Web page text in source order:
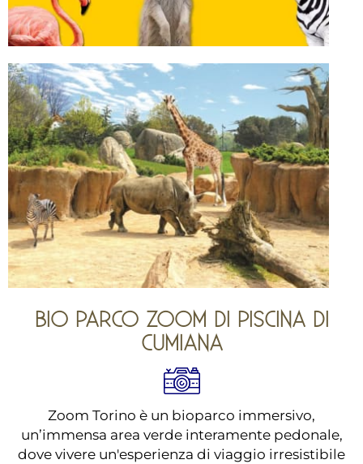
BIO PARCO ZOOM DI PISCINA DI
CUMIANA
Zoom Torino è un bioparco immersivo,
un’immensa area verde interamente pedonale,
dove vivere un'esperienza di viaggio irresistibile